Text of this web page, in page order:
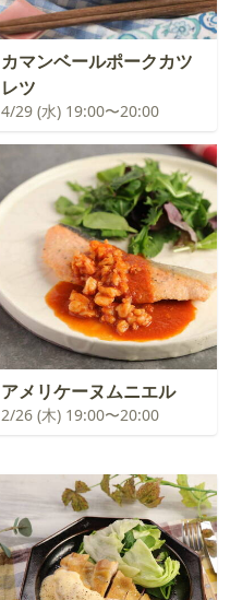
カマンベールポークカツ
レツ
4/29 (水) 19:00〜20:00
アメリケーヌムニエル
2/26 (木) 19:00〜20:00